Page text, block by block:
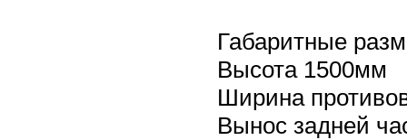
Габаритные
Высота 1500мм
Ширина
Вынос задней